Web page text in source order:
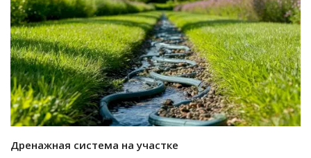
Дренажная система на участке